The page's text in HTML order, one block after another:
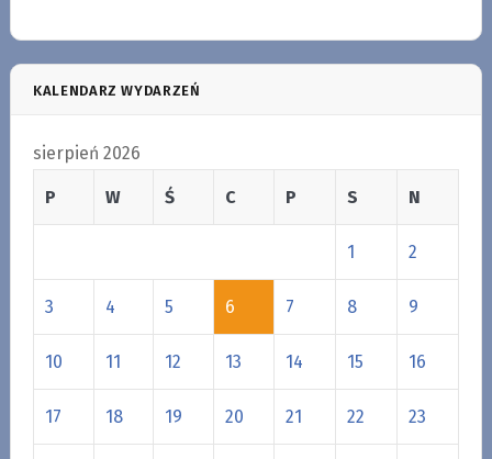
KALENDARZ WYDARZEŃ
sierpień 2026
P W Ś C P S N
1 2
3 4 5 6 7 8 9
10 11 12 13 14 15 16
17 18 19 20 21 22 23